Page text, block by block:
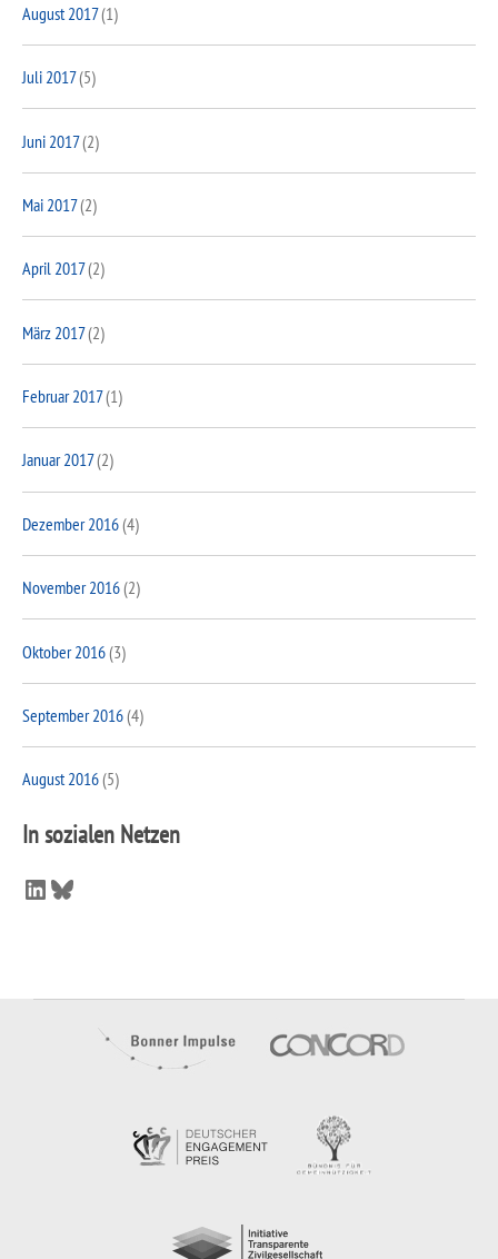
August 2017(1)
Juli 2017(5)
Juni 2017(2)
Mai 2017(2)
April 2017(2)
März 2017(2)
Februar 2017(1)
Januar 2017(2)
Dezember 2016(4)
November 2016(2)
Oktober 2016(3)
September 2016(4)
August 2016(5)
In sozialen Netzen
LinkedIn
Bluesky